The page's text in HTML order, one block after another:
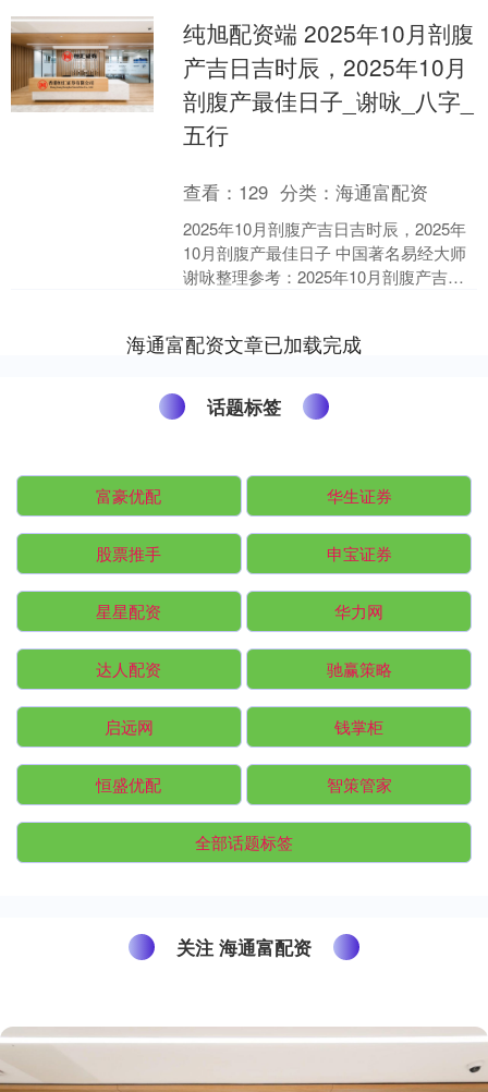
年限并非固定三年 灵....
纯旭配资端 2025年10月剖腹
产吉日吉时辰，2025年10月
剖腹产最佳日子_谢咏_八字_
五行
查看： 129 分类：海通富配资
2025年10月剖腹产吉日吉时辰，2025年
10月剖腹产最佳日子 中国著名易经大师
谢咏整理参考：2025年10月剖腹产吉日
海通富配资文章已加载完成
话题标签
富豪优配 华生证券
股票推手 申宝证券
星星配资 华力网
达人配资 驰赢策略
启远网 钱掌柜
恒盛优配 智策管家
全部话题标签
关注 海通富配资